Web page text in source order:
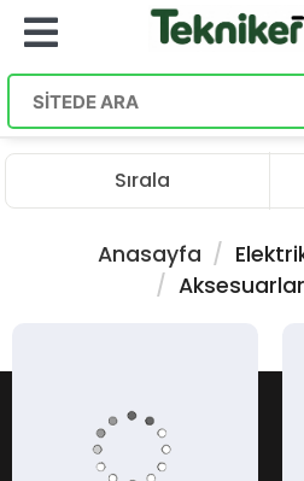
Sırala
Anasayfa
Aksesuarlar